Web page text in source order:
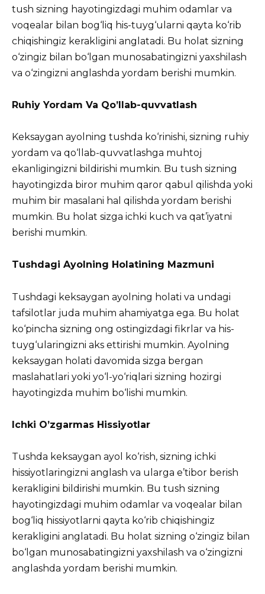
tush sizning hayotingizdagi muhim odamlar va
voqealar bilan bog‘liq his-tuyg‘ularni qayta ko‘rib
chiqishingiz kerakligini anglatadi. Bu holat sizning
o‘zingiz bilan bo‘lgan munosabatingizni yaxshilash
va o‘zingizni anglashda yordam berishi mumkin.
Ruhiy Yordam Va Qo’llab-quvvatlash
Keksaygan ayolning tushda ko‘rinishi, sizning ruhiy
yordam va qo‘llab-quvvatlashga muhtoj
ekanligingizni bildirishi mumkin. Bu tush sizning
hayotingizda biror muhim qaror qabul qilishda yoki
muhim bir masalani hal qilishda yordam berishi
mumkin. Bu holat sizga ichki kuch va qat’iyatni
berishi mumkin.
Tushdagi Ayolning Holatining Mazmuni
Tushdagi keksaygan ayolning holati va undagi
tafsilotlar juda muhim ahamiyatga ega. Bu holat
ko‘pincha sizning ong ostingizdagi fikrlar va his-
tuyg‘ularingizni aks ettirishi mumkin. Ayolning
keksaygan holati davomida sizga bergan
maslahatlari yoki yo‘l-yo‘riqlari sizning hozirgi
hayotingizda muhim bo‘lishi mumkin.
Ichki O’zgarmas Hissiyotlar
Tushda keksaygan ayol ko‘rish, sizning ichki
hissiyotlaringizni anglash va ularga e’tibor berish
kerakligini bildirishi mumkin. Bu tush sizning
hayotingizdagi muhim odamlar va voqealar bilan
bog‘liq hissiyotlarni qayta ko‘rib chiqishingiz
kerakligini anglatadi. Bu holat sizning o‘zingiz bilan
bo‘lgan munosabatingizni yaxshilash va o‘zingizni
anglashda yordam berishi mumkin.